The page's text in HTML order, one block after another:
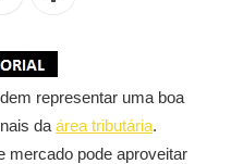
representar uma boa
da área tributária.
mercado pode aproveitar